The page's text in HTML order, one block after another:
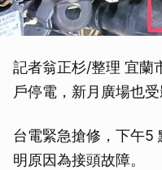
記者翁正杉/整理 宜蘭
戶停電，新月廣場也受
台電緊急搶修，下午5
明原因為接頭故障。